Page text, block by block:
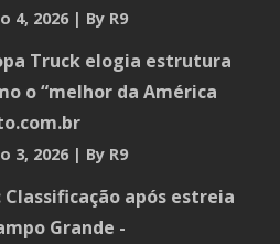
4, 2026 By R9
Truck elogia estrutura
o “melhor da América
3, 2026 By R9
Classificação após estreia
Grande -